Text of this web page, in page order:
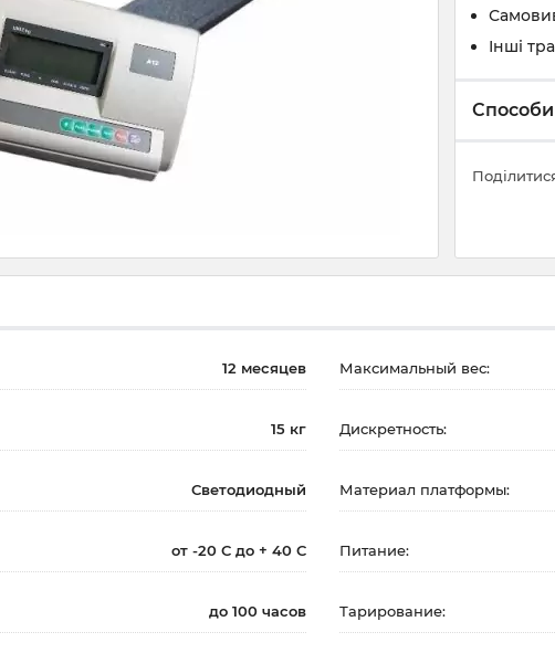
Інші
12 месяцев Максимальный вес:
15 кг Дискретность:
Светодиодный Материал платформы:
от -20 С до + 40 С Питание:
до 100 часов Тарирование: